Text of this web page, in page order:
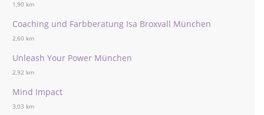
1,90 km
Coaching und Farbberatung Isa Broxvall München
2,60 km
Unleash Your Power München
2,92 km
Mind Impact
3,03 km